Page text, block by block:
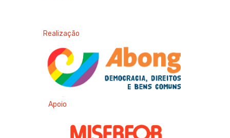
Realização
Apoio